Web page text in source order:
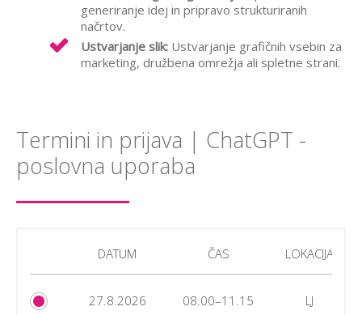
generiranje idej in pripravo strukturiranih
načrtov.
Ustvarjanje slik: Ustvarjanje grafičnih vsebin za
marketing, družbena omrežja ali spletne strani.
Termini in prijava | ChatGPT -
poslovna uporaba
DATUM ČAS LOKACIJA
27.8.2026 08.00–11.15 LJ